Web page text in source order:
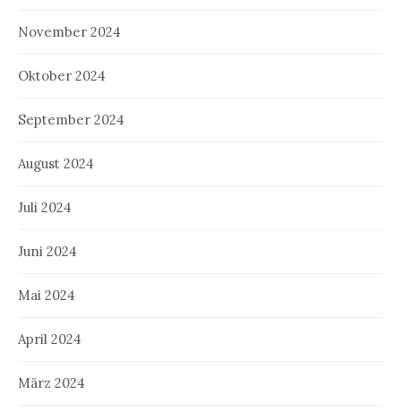
November 2024
Oktober 2024
September 2024
August 2024
Juli 2024
Juni 2024
Mai 2024
April 2024
März 2024